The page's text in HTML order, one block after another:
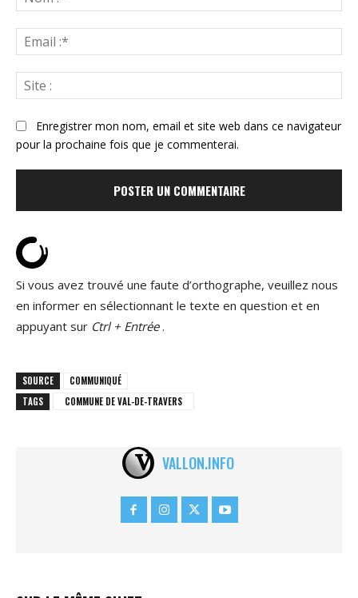
:*
:*
:
Enregistrer mon nom, email et site web dans ce navigateur
pour la prochaine fois que je commenterai.
Si vous avez trouvé une faute d’orthographe, veuillez nous
en informer en sélectionnant le texte en question et en
appuyant sur Ctrl + Entrée.
SOURCE
COMMUNIQUÉ
TAGS
COMMUNE DE VAL-DE-TRAVERS
VALLON.INFO